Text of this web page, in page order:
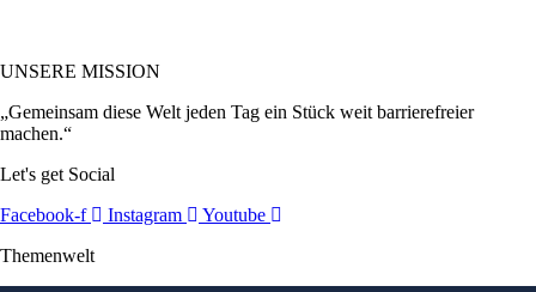
UNSERE MISSION
„Gemeinsam diese Welt jeden Tag ein Stück weit barrierefreier
machen.“
Let's get Social
Facebook-f
Instagram
Youtube
Themenwelt